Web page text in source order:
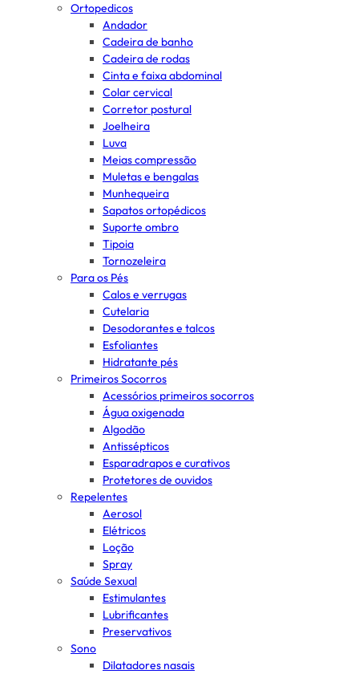
Ortopedicos
Andador
Cadeira de banho
Cadeira de rodas
Cinta e faixa abdominal
Colar cervical
Corretor postural
Joelheira
Luva
Meias compressão
Muletas e bengalas
Munhequeira
Sapatos ortopédicos
Suporte ombro
Tipoia
Tornozeleira
Para os Pés
Calos e verrugas
Cutelaria
Desodorantes e talcos
Esfoliantes
Hidratante pés
Primeiros Socorros
Acessórios primeiros socorros
Água oxigenada
Algodão
Antissépticos
Esparadrapos e curativos
Protetores de ouvidos
Repelentes
Aerosol
Elétricos
Loção
Spray
Saúde Sexual
Estimulantes
Lubrificantes
Preservativos
Sono
Dilatadores nasais